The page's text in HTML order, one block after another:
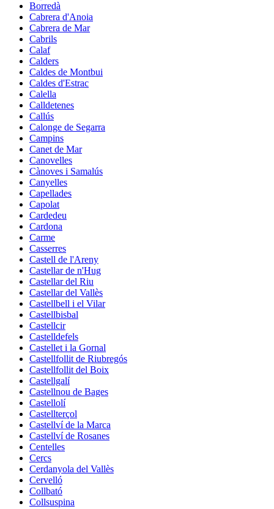
Borredà
Cabrera d'Anoia
Cabrera de Mar
Cabrils
Calaf
Calders
Caldes de Montbui
Caldes d'Estrac
Calella
Calldetenes
Callús
Calonge de Segarra
Campins
Canet de Mar
Canovelles
Cànoves i Samalús
Canyelles
Capellades
Capolat
Cardedeu
Cardona
Carme
Casserres
Castell de l'Areny
Castellar de n'Hug
Castellar del Riu
Castellar del Vallès
Castellbell i el Vilar
Castellbisbal
Castellcir
Castelldefels
Castellet i la Gornal
Castellfollit de Riubregós
Castellfollit del Boix
Castellgalí
Castellnou de Bages
Castellolí
Castellterçol
Castellví de la Marca
Castellví de Rosanes
Centelles
Cercs
Cerdanyola del Vallès
Cervelló
Collbató
Collsuspina